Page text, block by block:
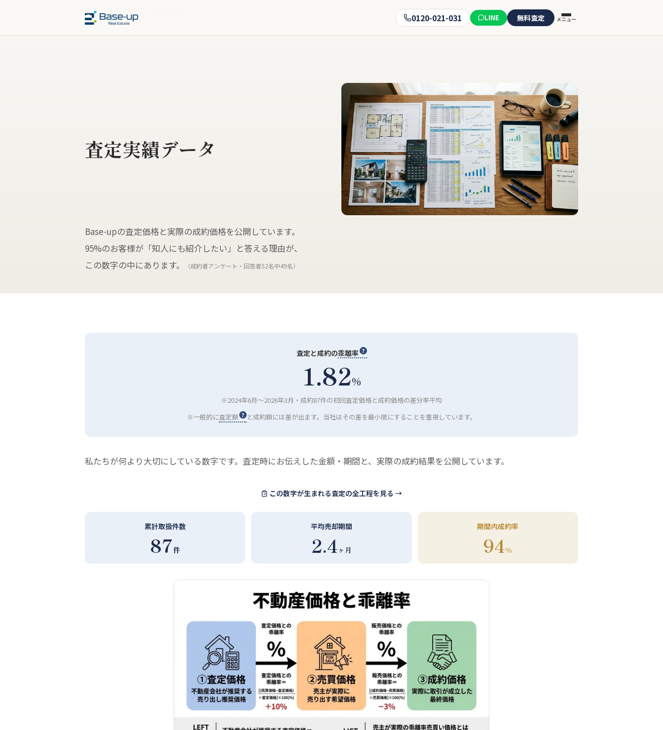
0120-021-031 LINE 無料査定 メニュー
福岡市の不動産売却
査定実績データ
Base-upの査定価格と実際の成約価格を公開しています。
95%のお客様が「知人にも紹介したい」と答える理由が、
この数字の中にあります。
（成約者アンケート・回答者52名中49名）
査定と成約の乖離率
1.82%
※2024年6月〜2026年3月・成約87件の初回査定価格と成約価格の差分率平均
※一般的に査定額 と成約額には差が出ます。当社はその差を最小限にすることを重視しています。
私たちが何より大切にしている数字です。査定時にお伝えした金額・期間と、実際の成約結果を公開しています。
この数字が生まれる査定の全工程を見る →
累計取扱件数
87件
平均売却期間
2.4ヶ月
期間内成約率
94%